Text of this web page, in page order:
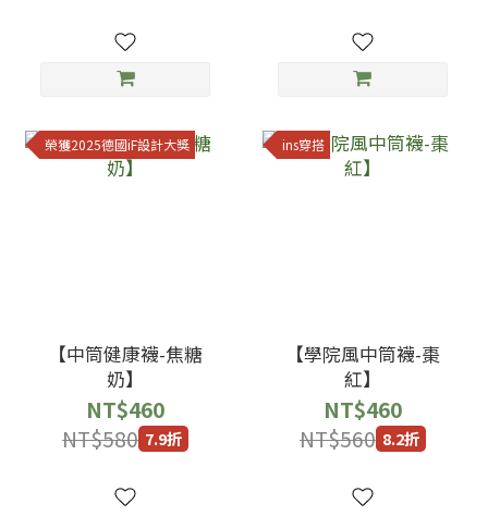
榮獲2025德國iF設計大獎
【中筒健康襪-焦糖
奶】
NT$460
NT$580 7.9折
ins穿搭
【學院風中筒襪-棗
紅】
NT$460
NT$560 8.2折